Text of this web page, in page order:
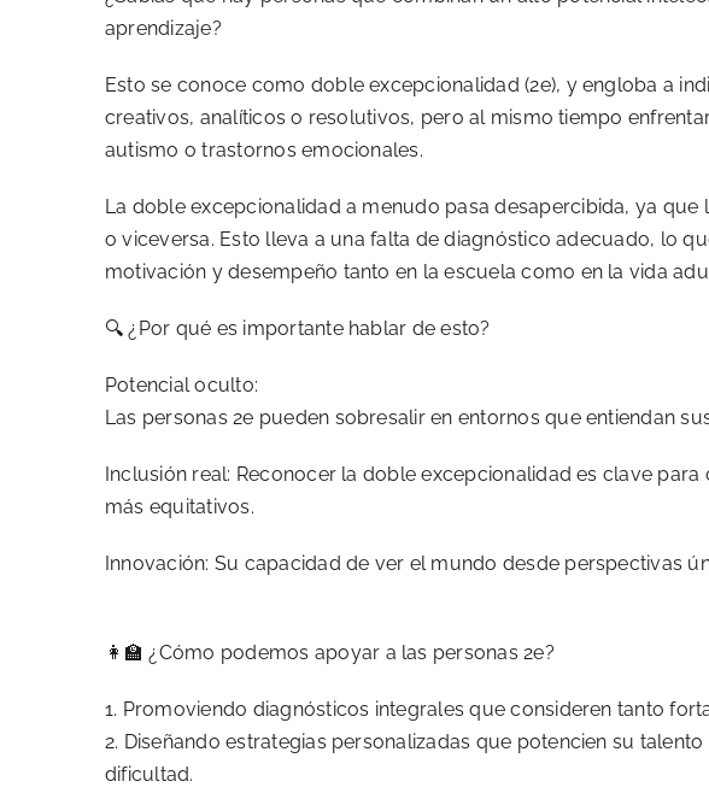
aprendizaje?
Esto se conoce como doble excepcionalidad (2e), y engloba a
creativos, analíticos o resolutivos, pero al mismo tiempo
autismo o trastornos emocionales.
La doble excepcionalidad a menudo pasa desapercibida, ya
o viceversa. Esto lleva a una falta de diagnóstico adecuado, lo
motivación y desempeño tanto en la escuela como en la vida
🔍 ¿Por qué es importante hablar de esto?
Potencial oculto:
Las personas 2e pueden sobresalir en entornos que entiendan
Inclusión real: Reconocer la doble excepcionalidad es clave
más equitativos.
Innovación: Su capacidad de ver el mundo desde perspectivas
👩‍🏫 ¿Cómo podemos apoyar a las personas 2e?
1. Promoviendo diagnósticos integrales que consideren tanto
2. Diseñando estrategias personalizadas que potencien su
dificultad.